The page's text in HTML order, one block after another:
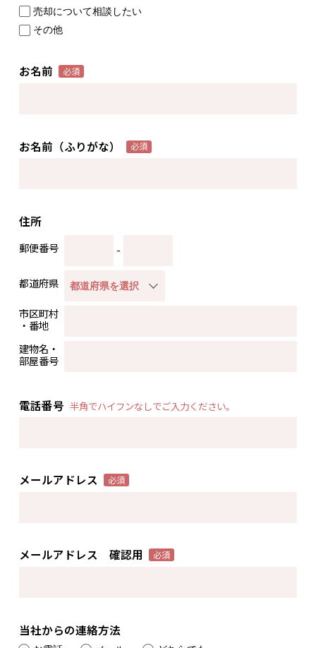
売却について相談したい
その他
お名前 必須
お名前（ふりがな） 必須
住所
郵便番号 -
都道府県
市区町村
・番地
建物名・
部屋番号
電話番号 半角でハイフンなしでご入力ください。
メールアドレス 必須
メールアドレス 確認用 必須
当社からの連絡方法